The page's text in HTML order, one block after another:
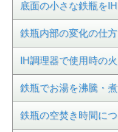
底面の小さな鉄瓶を
鉄瓶内部の変化の仕方
IH調理器で使用時の
鉄瓶でお湯を沸騰・
鉄瓶の空焚き時間に